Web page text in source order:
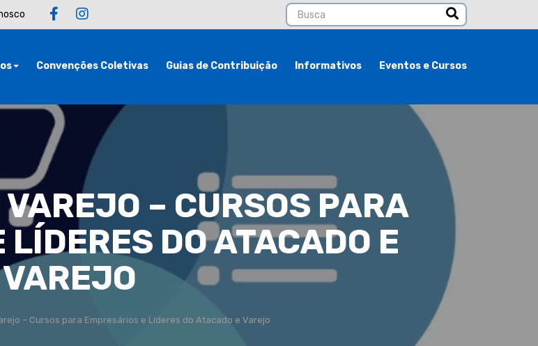
Convenções Coletivas Guias de Contribuição Informativos Eventos e Cursos
– CURSOS PARA
DO ATACADO E
VAREJO
– Cursos para Empresários e Líderes do Atacado e Varejo